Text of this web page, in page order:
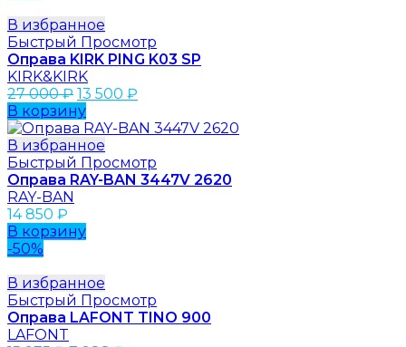
В избранное
Быстрый Просмотр
Оправа KIRK PING K03 SP
KIRK&KIRK
27 000₽ 13 500 ₽
В корзину
В избранное
Быстрый Просмотр
Оправа RAY-BAN 3447V 2620
RAY-BAN
14 850 ₽
В корзину
-50%
В избранное
Быстрый Просмотр
Оправа LAFONT TINO 900
LAFONT